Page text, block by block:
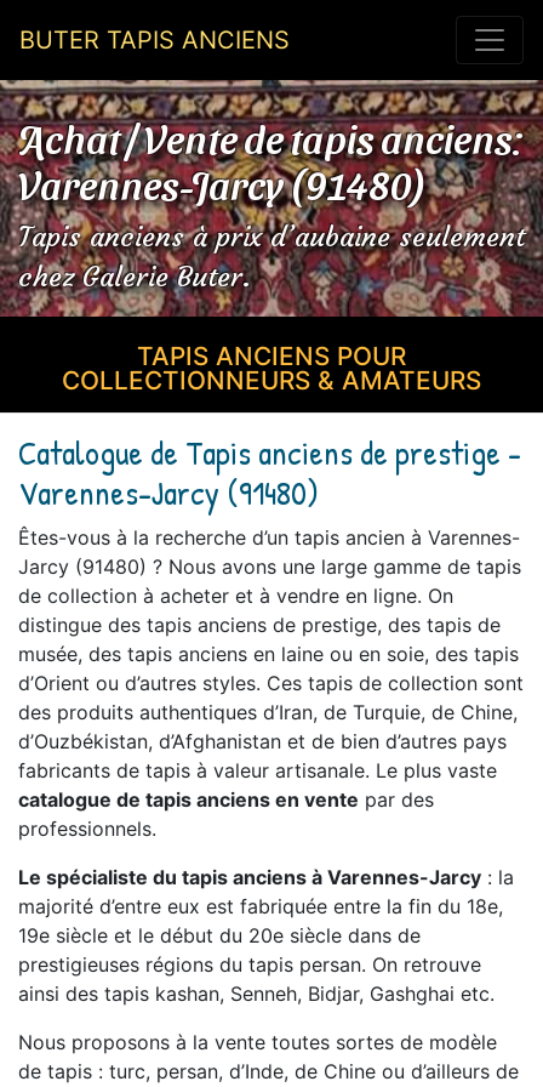
BUTER TAPIS ANCIENS
Achat / Vente de tapis anciens:
Varennes-Jarcy (91480)
Tapis anciens à prix d’aubaine seulement
chez Galerie Buter.
TAPIS ANCIENS POUR
COLLECTIONNEURS & AMATEURS
Catalogue de Tapis anciens de prestige -
Varennes-Jarcy (91480)
Êtes-vous à la recherche d’un tapis ancien à Varennes-
Jarcy (91480) ? Nous avons une large gamme de tapis
de collection à acheter et à vendre en ligne. On
distingue des tapis anciens de prestige, des tapis de
musée, des tapis anciens en laine ou en soie, des tapis
d’Orient ou d’autres styles. Ces tapis de collection sont
des produits authentiques d’Iran, de Turquie, de Chine,
d’Ouzbékistan, d’Afghanistan et de bien d’autres pays
fabricants de tapis à valeur artisanale. Le plus vaste
catalogue de tapis anciens en vente par des
professionnels.
Le spécialiste du tapis anciens à Varennes-Jarcy : la
majorité d’entre eux est fabriquée entre la fin du 18e,
19e siècle et le début du 20e siècle dans de
prestigieuses régions du tapis persan. On retrouve
ainsi des tapis kashan, Senneh, Bidjar, Gashghai etc.
Nous proposons à la vente toutes sortes de modèle
de tapis : turc, persan, d’Inde, de Chine ou d’ailleurs de